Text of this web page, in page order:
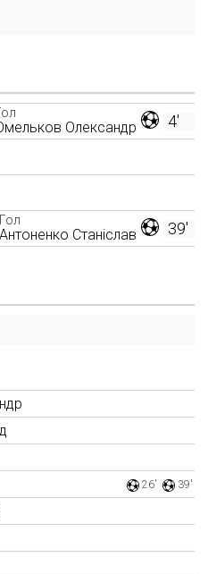
4'
Олександр
39'
Гол
Антоненко Станіслав
26' 39'